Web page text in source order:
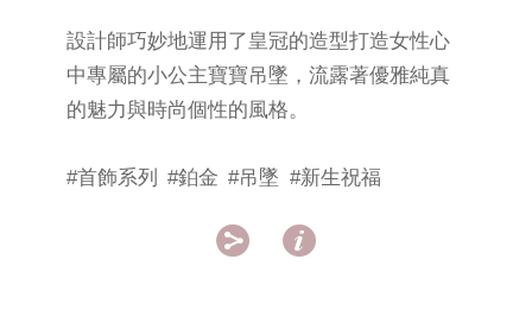
設計師巧妙地運用了皇冠的造型打造女性心
中專屬的小公主寶寶吊墜，流露著優雅純真
的魅力與時尚個性的風格。
#首飾系列 #鉑金 #吊墜 #新生祝福
 